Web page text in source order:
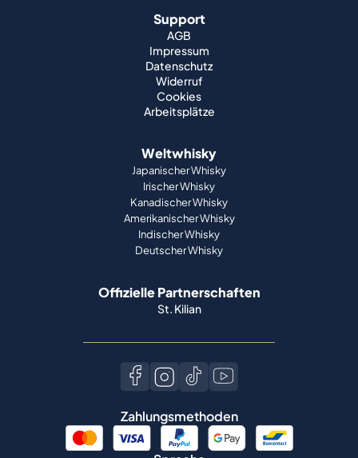
Support
AGB
Impressum
Datenschutz
Widerruf
Cookies
Arbeitsplätze
Weltwhisky
Japanischer Whisky
Irischer Whisky
Kanadischer Whisky
Amerikanischer Whisky
Indischer Whisky
Deutscher Whisky
Offizielle Partnerschaften
St. Kilian
Zahlungsmethoden